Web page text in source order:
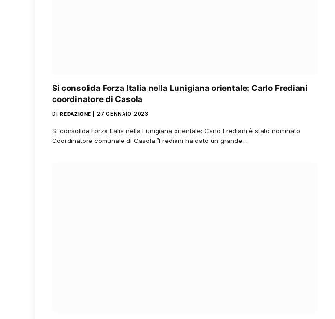
Si consolida Forza Italia nella Lunigiana orientale: Carlo Frediani
coordinatore di Casola
DI REDAZIONE 27 GENNAIO 2023
Si consolida Forza Italia nella Lunigiana orientale: Carlo Frediani è stato nominato
Coordinatore comunale di Casola.”Frediani ha dato un grande…